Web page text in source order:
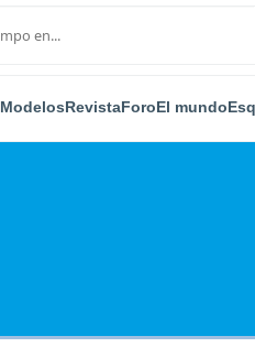
ModelosRevistaForoEl mundo